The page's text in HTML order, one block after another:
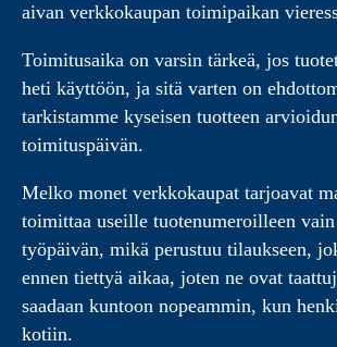
aivan verkkokaupan toimipaikan
Toimitusaika on varsin tärkeä, jos
heti käyttöön, ja sitä varten on
tarkistamme kyseisen tuotteen
toimituspäivän.
Melko monet verkkokaupat tarjoavat
toimittaa useille tuotenumeroilleen
työpäivän, mikä perustuu tilaukseen,
ennen tiettyä aikaa, joten ne ovat
saadaan kuntoon nopeammin, kun
kotiin.